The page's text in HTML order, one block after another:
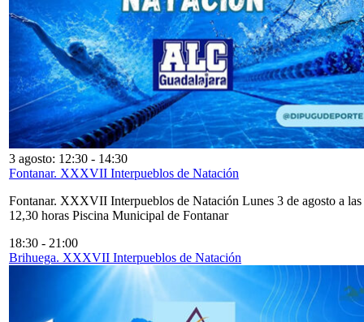
3 agosto: 12:30 - 14:30
Fontanar. XXXVII Interpueblos de Natación
Fontanar. XXXVII Interpueblos de Natación Lunes 3 de agosto a las
12,30 horas Piscina Municipal de Fontanar
18:30 - 21:00
Brihuega. XXXVII Interpueblos de Natación